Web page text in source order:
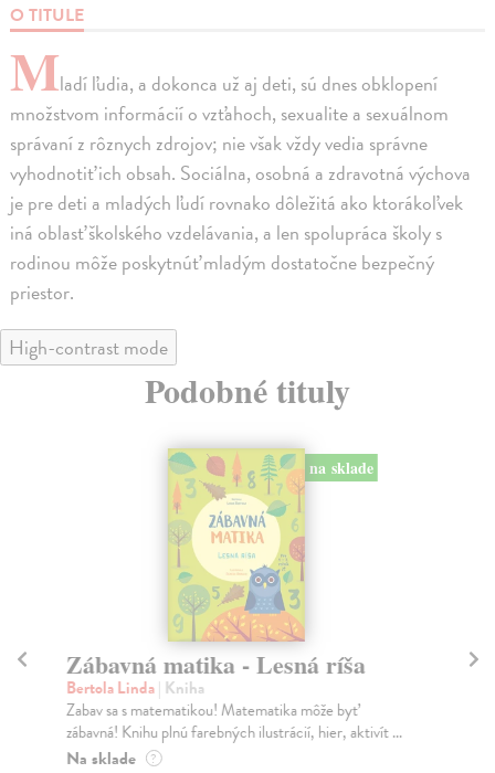
O TITULE
Mladí ľudia, a dokonca už aj deti, sú dnes obklopení
množstvom informácií o vzťahoch, sexualite a sexuálnom
správaní z rôznych zdrojov; nie však vždy vedia správne
vyhodnotiť ich obsah. Sociálna, osobná a zdravotná výchova
je pre deti a mladých ľudí rovnako dôležitá ako ktorákoľvek
iná oblasť školského vzdelávania, a len spolupráca školy s
rodinou môže poskytnúť mladým dostatočne bezpečný
priestor.
High-contrast mode
Podobné tituly
na sklade
Zábavná matika - Lesná ríša
Bertola Linda| Kniha
Zabav sa s matematikou! Matematika môže byť
zábavná! Knihu plnú farebných ilustrácií, hier, aktivít ...
Na sklade ?